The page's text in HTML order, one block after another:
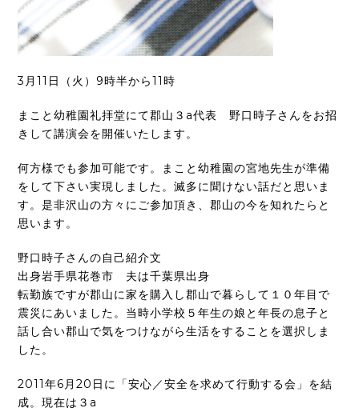
3月11日（火）9時半から11時
まこと幼稚園礼拝堂にて郡山３a代表 野口時子さんをお招
きして講演会を開催いたします。
何方様でも参加可能です。まこと幼稚園の宮地先生が準備
をして下さい実現しました。滅多に聞けない話だと思いま
す。是非沢山の方々にご参加頂き、郡山の今を知れたらと
思います。
野口時子さんの自己紹介文
出身岩手県花巻市 夫は千葉県出身
転勤族ですが郡山に家を購入し郡山で暮らして１０年目で
震災にあいました。当時小学校５年生の娘と年長の息子と
話し合い郡山で気をつけながら生活をすることを選択しま
した。
2011年6月20日に「安心／安全を求めて行動する会」を結
成。現在は３a